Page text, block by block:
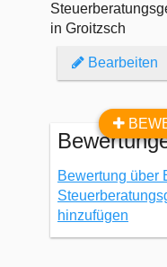
in Groitzsch
Bearbeiten
Bewertung über
hinzufügen